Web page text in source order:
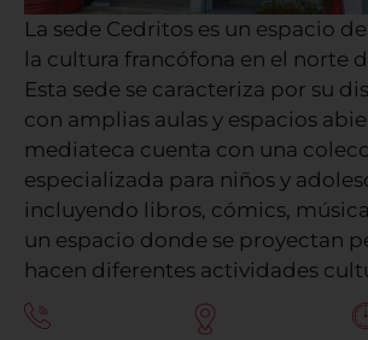
La sede Cedritos es un espacio
la cultura francófona en el norte
Esta sede se caracteriza por su
con amplias aulas y espacios
mediateca cuenta con una
especializada para niños y
incluyendo libros, cómics,
un espacio donde se proyectan
hacen diferentes actividades